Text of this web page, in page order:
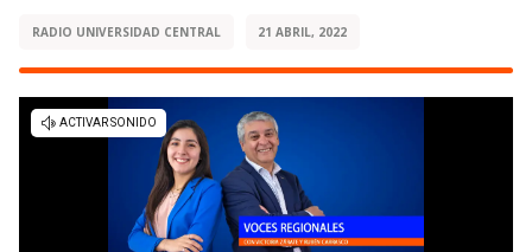
RADIO UNIVERSIDAD CENTRAL 21 ABRIL, 2022